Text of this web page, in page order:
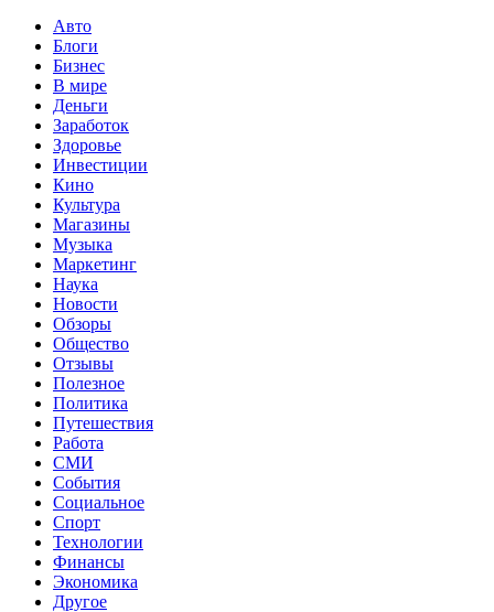
Авто
Блоги
Бизнес
В мире
Деньги
Заработок
Здоровье
Инвестиции
Кино
Культура
Магазины
Музыка
Маркетинг
Наука
Новости
Обзоры
Общество
Отзывы
Полезное
Политика
Путешествия
Работа
СМИ
События
Социальное
Спорт
Технологии
Финансы
Экономика
Другое